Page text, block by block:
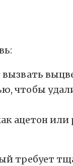
вызвать
чтобы
ацетон
требует